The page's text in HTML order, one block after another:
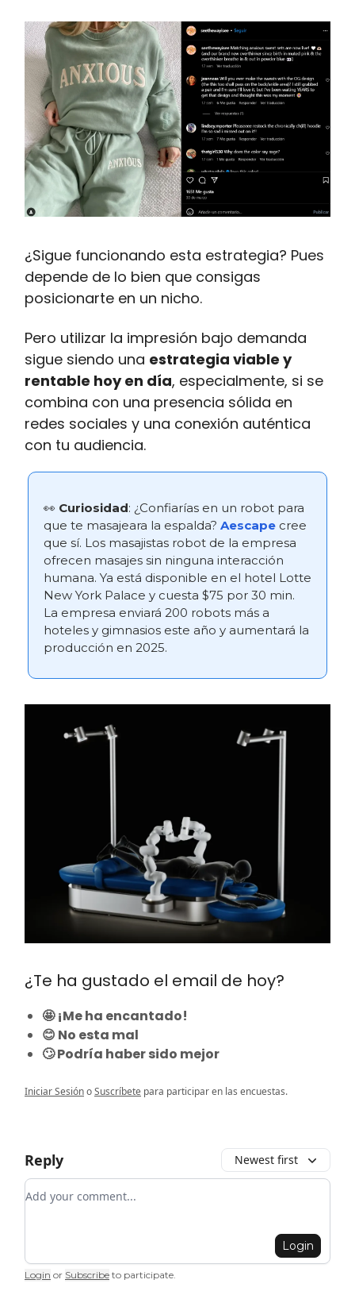
¿Sigue funcionando esta estrategia? Pues
depende de lo bien que consigas
posicionarte en un nicho.
Pero utilizar la impresión bajo demanda
sigue siendo una estrategia viable y
rentable hoy en día, especialmente, si se
combina con una presencia sólida en
redes sociales y una conexión auténtica
con tu audiencia.
👀 Curiosidad: ¿Confiarías en un robot para
que te masajeara la espalda? Aescape cree
que sí. Los masajistas robot de la empresa
ofrecen masajes sin ninguna interacción
humana. Ya está disponible en el hotel Lotte
New York Palace y cuesta $75 por 30 min.
La empresa enviará 200 robots más a
hoteles y gimnasios este año y aumentará la
producción en 2025.
¿Te ha gustado el email de hoy?
🤩 ¡Me ha encantado!
😊 No esta mal
🙄 Podría haber sido mejor
Iniciar SesiónoSuscríbete para participar en las encuestas.
Reply Newest first
Add your comment
Login
Login or Subscribe to participate